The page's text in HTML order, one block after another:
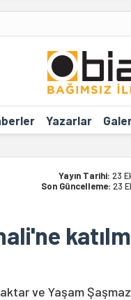
Yazarlar
Yayın Tarihi: 23
Son Güncelleme: 23
ve Yaşam